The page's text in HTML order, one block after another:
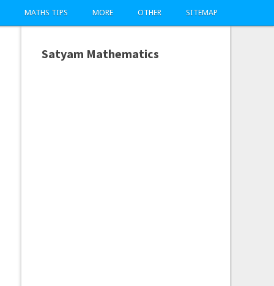
MATHS TIPS MORE OTHER SITEMAP
Satyam Mathematics